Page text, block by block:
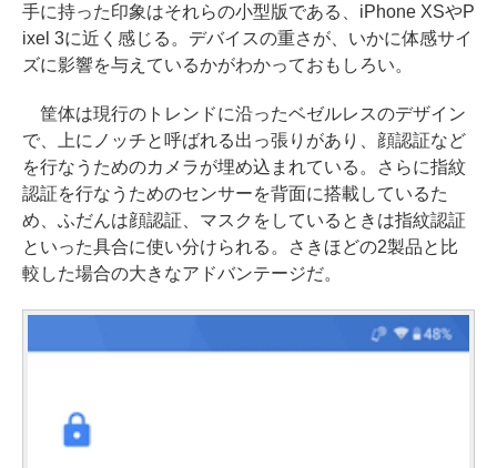
手に持った印象はそれらの小型版である、iPhone XSやP
ixel 3に近く感じる。デバイスの重さが、いかに体感サイ
ズに影響を与えているかがわかっておもしろい。
筐体は現行のトレンドに沿ったベゼルレスのデザイン
で、上にノッチと呼ばれる出っ張りがあり、顔認証など
を行なうためのカメラが埋め込まれている。さらに指紋
認証を行なうためのセンサーを背面に搭載しているた
め、ふだんは顔認証、マスクをしているときは指紋認証
といった具合に使い分けられる。さきほどの2製品と比
較した場合の大きなアドバンテージだ。